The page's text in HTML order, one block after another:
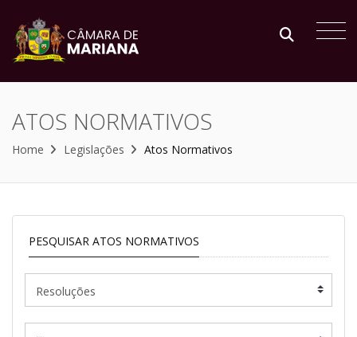
ATOS NORMATIVOS
Home Legislações Atos Normativos
PESQUISAR ATOS NORMATIVOS